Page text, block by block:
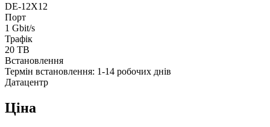
DE-12X12
Порт
1 Gbit/s
Трафік
20 TB
Встановлення
Термін встановлення: 1-14 робочих днів
Датацентр
Ціна